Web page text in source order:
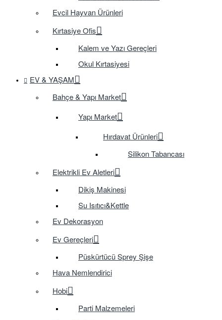
Evcil Hayvan Ürünleri
Kırtasiye Ofis
Kalem ve Yazı Gereçleri
Okul Kırtasiyesi
EV & YAŞAM
Bahçe & Yapı Market
Yapı Market
Hırdavat Ürünleri
Silikon Tabancası
Elektrikli Ev Aletleri
Dikiş Makinesi
Su Isıtıcı&Kettle
Ev Dekorasyon
Ev Gereçleri
Püskürtücü Sprey Şişe
Hava Nemlendirici
Hobi
Parti Malzemeleri